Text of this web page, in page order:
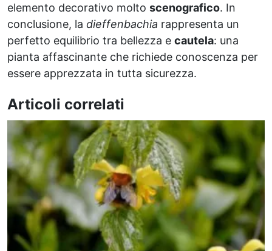
elemento decorativo molto scenografico. In
conclusione, la dieffenbachia rappresenta un
perfetto equilibrio tra bellezza e cautela: una
pianta affascinante che richiede conoscenza per
essere apprezzata in tutta sicurezza.
Articoli correlati